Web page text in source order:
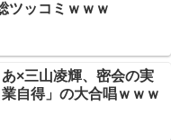
ツッコミｗｗｗ
あ×三山凌輝、密会の実
自得」の大合唱ｗｗｗ